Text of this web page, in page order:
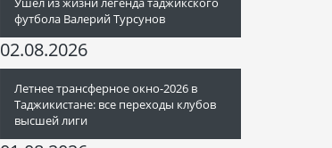
футбола Валерий Турсунов
02.08.2026
Летнее трансферное окно-2026 в
Таджикистане: все переходы клубов
высшей лиги